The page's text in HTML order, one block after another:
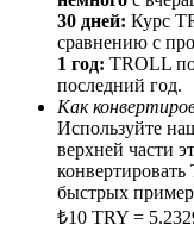
BTC Welcome
Deposit & Trade
30 дней: Курс
сравнению с
1 год: TROLL
последний год.
Как
Используйте
верхней части
быстрых
₺10 TRY =